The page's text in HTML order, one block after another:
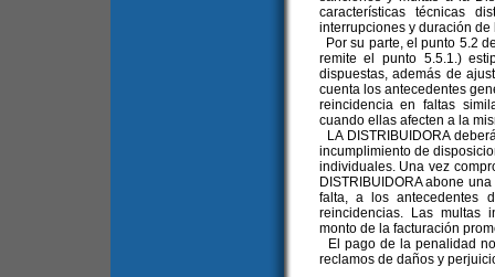
características técnicas
interrupciones y duración de
Por su parte, el punto 5.2
remite el punto 5.5.1.)
dispuestas, además de
cuenta los antecedentes
reincidencia en faltas
cuando ellas afecten a la
LA DISTRIBUIDORA
incumplimiento de
individuales. Una vez
DISTRIBUIDORA abone
falta, a los antecedentes
reincidencias. Las multas
monto de la facturación
El pago de la penalidad
reclamos de daños y